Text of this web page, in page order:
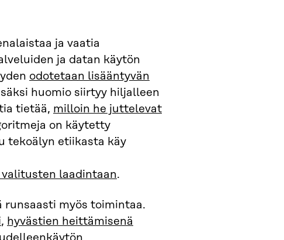
ja vaatia
ja datan käytön
odotetaan lisääntyvän
huomio siirtyy hiljalleen
tietää, milloin he juttelevat
on käytetty
tekoälyn etiikasta käy
laadintaan.
runsaasti myös toimintaa.
, hyvästien heittämisenä